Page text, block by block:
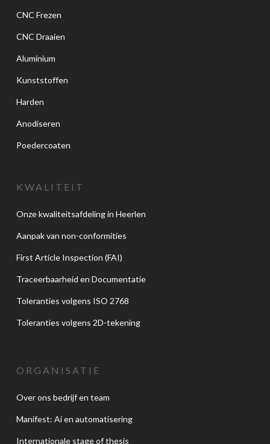
CNC Frezen
CNC Draaien
Aluminium
Kunststoffen
Harden
Anodiseren
Poedercoaten
KWALITEIT
Onze kwaliteitsafdeling in Heerlen
Aanpak van non-conformities
First Article Inspection (FAI)
Traceerbaarheid en Documentatie
Toleranties volgens ISO 2768
Toleranties volgens 2D-tekening
ORGANISATIE
Over ons bedrijf en team
Manifest: Ai en automatisering
Internationale stage of thesis